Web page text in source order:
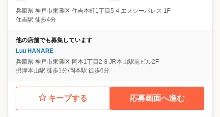
兵庫県 神戸市東灘区 住吉本町1丁目5-4 エヌシーパレス 1F
住吉駅 徒歩4分
他の店舗でも募集しています
Luu HANARE
兵庫県 神戸市東灘区 岡本1丁目2-8 JR本山駅前ビル2F
摂津本山駅 徒歩1分/岡本駅 徒歩6分
キープする 応募画面へ進む